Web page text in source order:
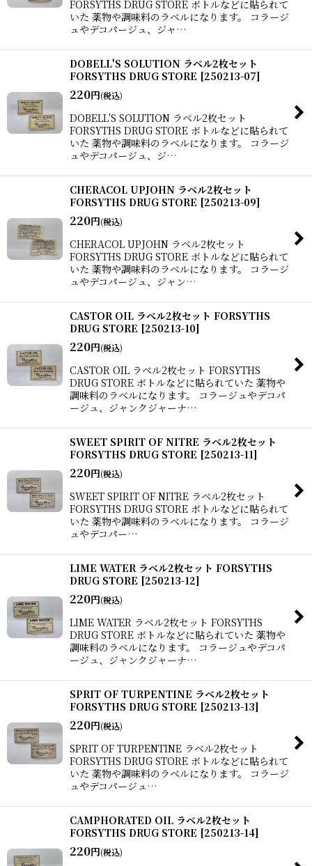
FORSYTHS DRUG STORE ボトルなどに貼られて
いた 薬物や調味料のラベルになります。 コラージ
ュやデコパージュ、ジャ…
DOBELL'S SOLUTION ラベル2枚セット
FORSYTHS DRUG STORE [250213-07]
220円(税込)
DOBELL'S SOLUTION ラベル2枚セット
FORSYTHS DRUG STORE ボトルなどに貼られて
いた 薬物や調味料のラベルになります。 コラージ
ュやデコパージュ、ジ…
CHERACOL UPJOHN ラベル2枚セット
FORSYTHS DRUG STORE [250213-09]
220円(税込)
CHERACOL UPJOHN ラベル2枚セット
FORSYTHS DRUG STORE ボトルなどに貼られて
いた 薬物や調味料のラベルになります。 コラージ
ュやデコパージュ、ジャン…
CASTOR OIL ラベル2枚セット FORSYTHS
DRUG STORE [250213-10]
220円(税込)
CASTOR OIL ラベル2枚セット FORSYTHS
DRUG STORE ボトルなどに貼られていた 薬物や
調味料のラベルになります。 コラージュやデコパ
ージュ、ジャンクジャーナ…
SWEET SPIRIT OF NITRE ラベル2枚セット
FORSYTHS DRUG STORE [250213-11]
220円(税込)
SWEET SPIRIT OF NITRE ラベル2枚セット
FORSYTHS DRUG STORE ボトルなどに貼られて
いた 薬物や調味料のラベルになります。 コラージ
ュやデコパー…
LIME WATER ラベル2枚セット FORSYTHS
DRUG STORE [250213-12]
220円(税込)
LIME WATER ラベル2枚セット FORSYTHS
DRUG STORE ボトルなどに貼られていた 薬物や
調味料のラベルになります。 コラージュやデコパ
ージュ、ジャンクジャーナ…
SPRIT OF TURPENTINE ラベル2枚セット
FORSYTHS DRUG STORE [250213-13]
220円(税込)
SPRIT OF TURPENTINE ラベル2枚セット
FORSYTHS DRUG STORE ボトルなどに貼られて
いた 薬物や調味料のラベルになります。 コラージ
ュやデコパージュ…
CAMPHORATED OIL ラベル2枚セット
FORSYTHS DRUG STORE [250213-14]
220円(税込)